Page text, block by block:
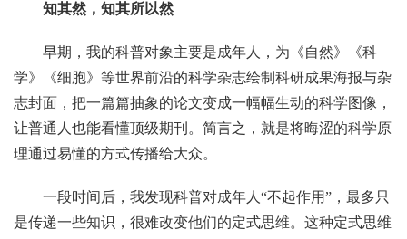
知其然，知其所以然
早期，我的科普对象主要是成年人，为《自然》《科
学》《细胞》等世界前沿的科学杂志绘制科研成果海报与杂
志封面，把一篇篇抽象的论文变成一幅幅生动的科学图像，
让普通人也能看懂顶级期刊。简言之，就是将晦涩的科学原
理通过易懂的方式传播给大众。
一段时间后，我发现科普对成年人“不起作用”，最多只
是传递一些知识，很难改变他们的定式思维。这种定式思维